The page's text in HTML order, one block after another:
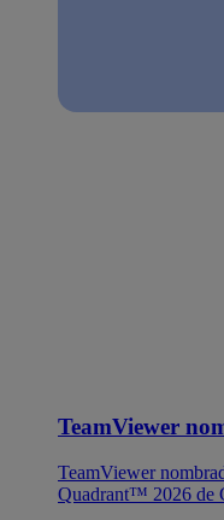
TeamViewer
TeamViewer
Quadrant™ 2026 de